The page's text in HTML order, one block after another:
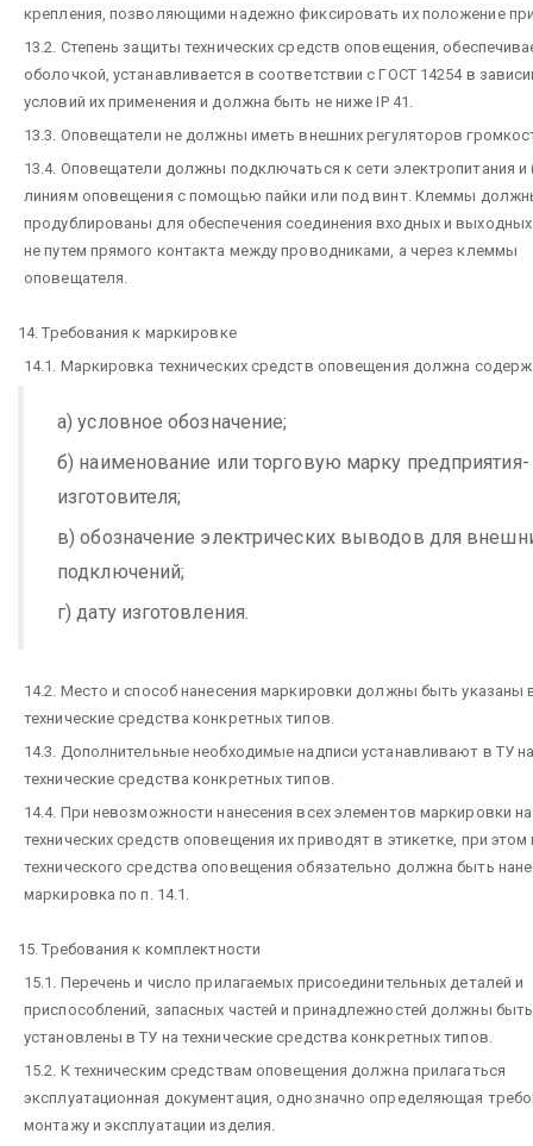
крепления, позволяющими надежно фиксировать их положение
13.2. Степень защиты технических средств оповещения,
оболочкой, устанавливается в соответствии с ГОСТ 14254 в
условий их применения и должна быть не ниже IP 41.
13.3. Оповещатели не должны иметь внешних регуляторов
13.4. Оповещатели должны подключаться к сети электропитания и
линиям оповещения с помощью пайки или под винт. Клеммы
продублированы для обеспечения соединения входных и
не путем прямого контакта между проводниками, а через клеммы
оповещателя.
14. Требования к маркировке
14.1. Маркировка технических средств оповещения должна
а) условное обозначение;
б) наименование или торговую марку предприятия-
изготовителя;
в) обозначение электрических выводов для
подключений;
г) дату изготовления.
14.2. Место и способ нанесения маркировки должны быть указаны
технические средства конкретных типов.
14.3. Дополнительные необходимые надписи устанавливают в ТУ
технические средства конкретных типов.
14.4. При невозможности нанесения всех элементов маркировки
технических средств оповещения их приводят в этикетке, при этом
технического средства оповещения обязательно должна быть
маркировка по п. 14.1.
15. Требования к комплектности
15.1. Перечень и число прилагаемых присоединительных деталей и
приспособлений, запасных частей и принадлежностей должны быть
установлены в ТУ на технические средства конкретных типов.
15.2. К техническим средствам оповещения должна прилагаться
эксплуатационная документация, однозначно определяющая
монтажу и эксплуатации изделия.